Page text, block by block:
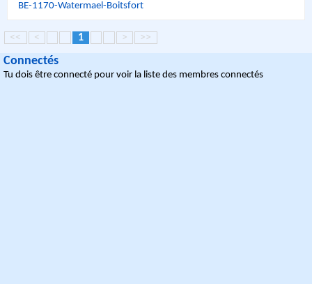
BE-1170-Watermael-Boitsfort
<< < 1 > >>
Connectés
Tu dois être connecté pour voir la liste des membres connectés